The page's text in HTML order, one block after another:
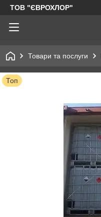
ТОВ "ЄВРОХЛОР"
Товари та послуги
Топ